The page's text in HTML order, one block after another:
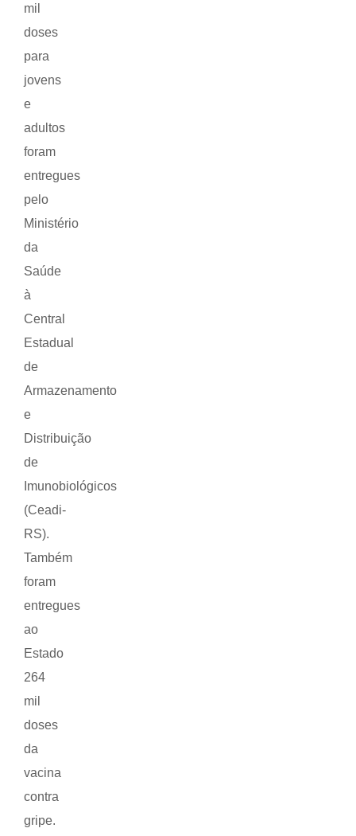
mil
doses
para
jovens
e
adultos
foram
entregues
pelo
Ministério
da
Saúde
à
Central
Estadual
de
Armazenamento
e
Distribuição
de
Imunobiológicos
(Ceadi-
RS).
Também
foram
entregues
ao
Estado
264
mil
doses
da
vacina
contra
gripe.